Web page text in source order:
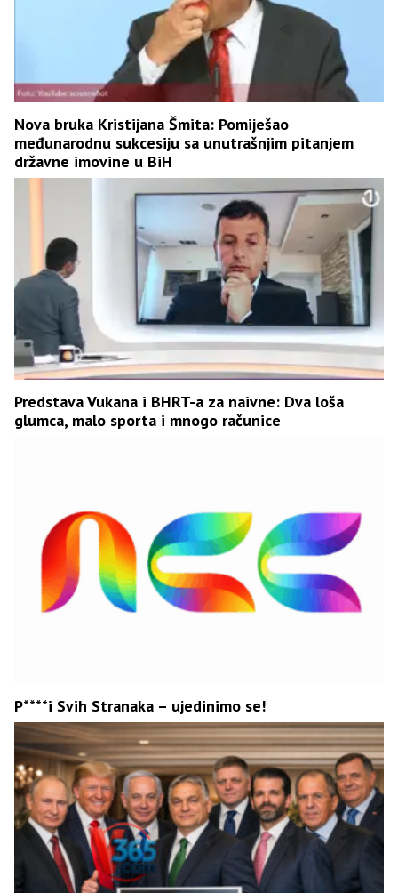
Nova bruka Kristijana Šmita: Pomiješao
međunarodnu sukcesiju sa unutrašnjim pitanjem
državne imovine u BiH
Predstava Vukana i BHRT-a za naivne: Dva loša
glumca, malo sporta i mnogo računice
P****i Svih Stranaka – ujedinimo se!